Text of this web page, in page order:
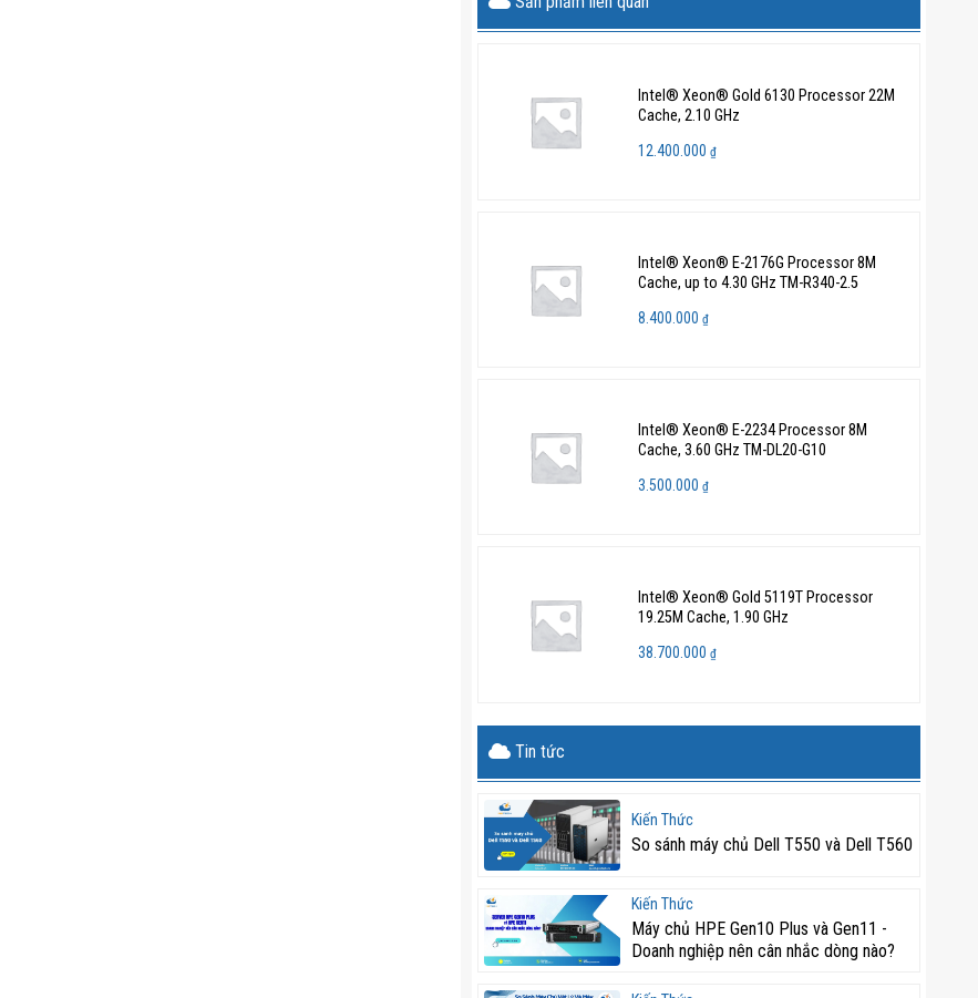
Intel® Xeon® Gold 6130 Processor 22M
Cache, 2.10 GHz
12.400.000₫
Intel® Xeon® E-2176G Processor 8M
Cache, up to 4.30 GHz TM-R340-2.5
8.400.000₫
Intel® Xeon® E-2234 Processor 8M
Cache, 3.60 GHz TM-DL20-G10
3.500.000₫
Intel® Xeon® Gold 5119T Processor
19.25M Cache, 1.90 GHz
38.700.000₫
Tin tức
Kiến Thức
So sánh máy chủ Dell T550 và Dell T560
Kiến Thức
Máy chủ HPE Gen10 Plus và Gen11 -
Doanh nghiệp nên cân nhắc dòng nào?